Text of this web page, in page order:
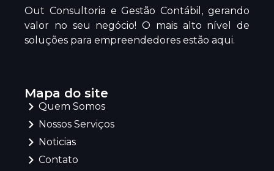
Out Consultoria e Gestão Contábil, gerando
valor no seu negócio! O mais alto nível de
soluções para empreendedores estão aqui.
Mapa do site
Quem Somos
Nossos Serviços
Noticias
Contato